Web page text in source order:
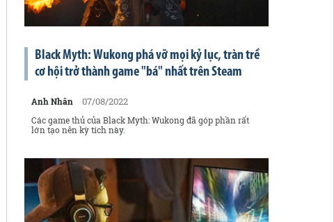
Black Myth: Wukong phá vỡ mọi kỷ lục, tràn trề
cơ hội trở thành game "bá" nhất trên Steam
Anh Nhân 07/08/2022
Các game thủ của Black Myth: Wukong đã góp phần rất
lớn tạo nên kỳ tích này.